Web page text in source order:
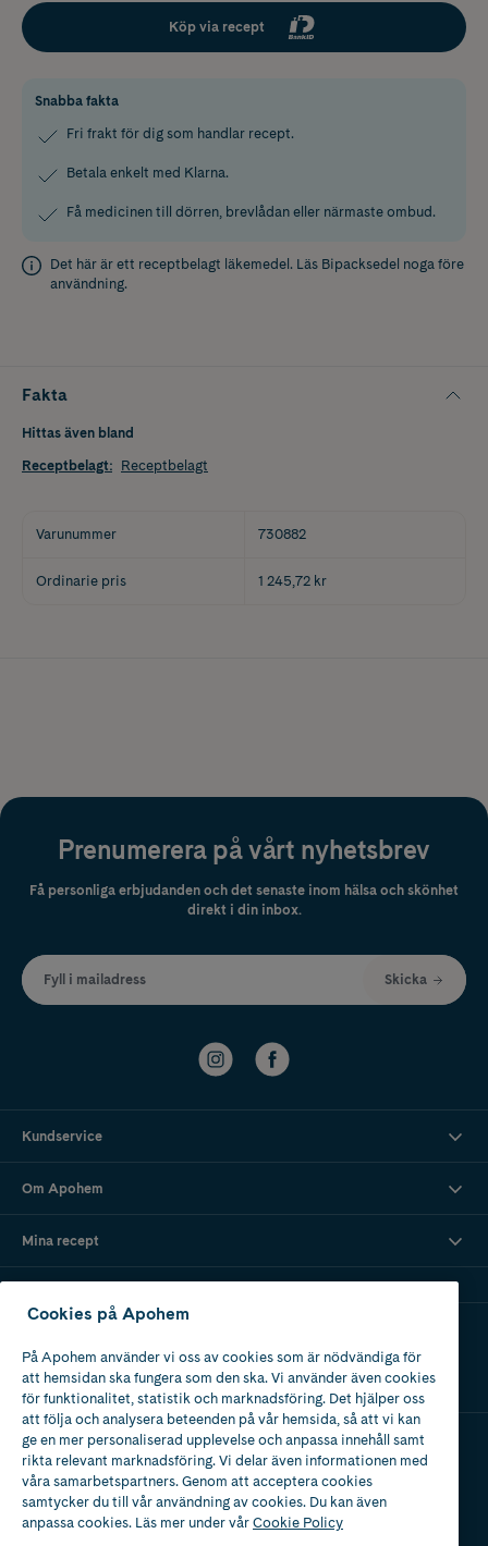
Köp via recept
Snabba fakta
Fri frakt för dig som handlar recept.
Betala enkelt med Klarna.
Få medicinen till dörren, brevlådan eller närmaste ombud.
Det här är ett receptbelagt läkemedel. Läs Bipacksedel noga före
användning.
Fakta
Hittas även bland
Receptbelagt: Receptbelagt
Varunummer 730882
Ordinarie pris 1 245,72 kr
Prenumerera på vårt nyhetsbrev
Få personliga erbjudanden och det senaste inom hälsa och skönhet
direkt i din inbox.
Fyll i mailadress Skicka
Kundservice
Om Apohem
Mina recept
Apotek med tillstånd
av Läkemedelsverket
Cookies på Apohem
På Apohem använder vi oss av cookies som är nödvändiga för
att hemsidan ska fungera som den ska. Vi använder även cookies
för funktionalitet, statistik och marknadsföring. Det hjälper oss
att följa och analysera beteenden på vår hemsida, så att vi kan
ge en mer personaliserad upplevelse och anpassa innehåll samt
rikta relevant marknadsföring. Vi delar även informationen med
våra samarbetspartners. Genom att acceptera cookies
samtycker du till vår användning av cookies. Du kan även
anpassa cookies. Läs mer under vårCookie Policy